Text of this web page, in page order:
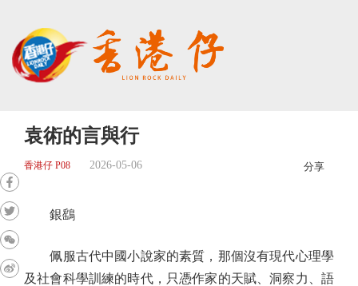
袁術的言與行
香港仔 P08 2026-05-06 分享
銀鷂
佩服古代中國小說家的素質，那個沒有現代心理學
及社會科學訓練的時代，只憑作家的天賦、洞察力、語